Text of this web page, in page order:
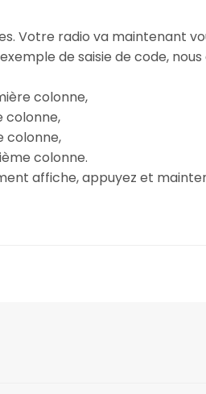
Votre radio va maintenant
de saisie de code,
colonne,
colonne,
colonne,
colonne.
affiche, appuyez et